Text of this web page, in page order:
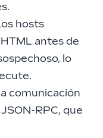
hosts
antes de
lo
comunicación
RPC, que